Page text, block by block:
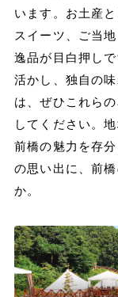
います。お土産
スイーツ、ご当
逸品が目白押し
活かし、独自の
は、ぜひこれら
してください。
前橋の魅力を存
の思い出に、前
か。